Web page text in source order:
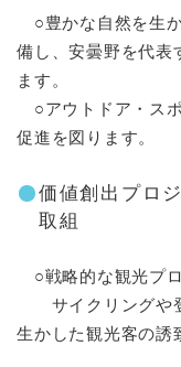
○豊かな自然を生
備し、安曇野を代表
ます。
○アウトドア・ス
促進を図ります。
価値創出プロ
取組
○戦略的な観光プ
サイクリングや登
生かした観光客の誘